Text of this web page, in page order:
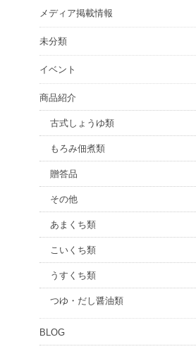
メディア掲載情報
未分類
イベント
商品紹介
古式しょうゆ類
もろみ佃煮類
贈答品
その他
あまくち類
こいくち類
うすくち類
つゆ・だし醤油類
BLOG